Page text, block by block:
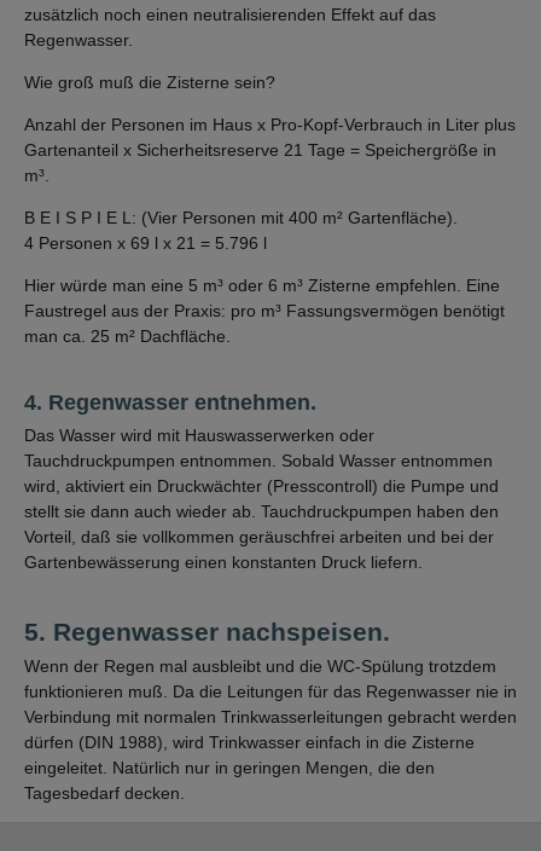
zusätzlich noch einen neutralisierenden Effekt auf das
Regenwasser.
Wie groß muß die Zisterne sein?
Anzahl der Personen im Haus x Pro-Kopf-Verbrauch in Liter plus
Gartenanteil x Sicherheitsreserve 21 Tage = Speichergröße in
m³.
B E I S P I E L: (Vier Personen mit 400 m² Gartenfläche).
4 Personen x 69 l x 21 = 5.796 l
Hier würde man eine 5 m³ oder 6 m³ Zisterne empfehlen. Eine
Faustregel aus der Praxis: pro m³ Fassungsvermögen benötigt
man ca. 25 m² Dachfläche.
4. Regenwasser entnehmen.
Das Wasser wird mit Hauswasserwerken oder
Tauchdruckpumpen entnommen. Sobald Wasser entnommen
wird, aktiviert ein Druckwächter (Presscontroll) die Pumpe und
stellt sie dann auch wieder ab. Tauchdruckpumpen haben den
Vorteil, daß sie vollkommen geräuschfrei arbeiten und bei der
Gartenbewässerung einen konstanten Druck liefern.
5. Regenwasser nachspeisen.
Wenn der Regen mal ausbleibt und die WC-Spülung trotzdem
funktionieren muß. Da die Leitungen für das Regenwasser nie in
Verbindung mit normalen Trinkwasserleitungen gebracht werden
dürfen (DIN 1988), wird Trinkwasser einfach in die Zisterne
eingeleitet. Natürlich nur in geringen Mengen, die den
Tagesbedarf decken.